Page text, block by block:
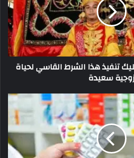
تنفيذ هذا الشرط القاسي لحياة
سعيدة